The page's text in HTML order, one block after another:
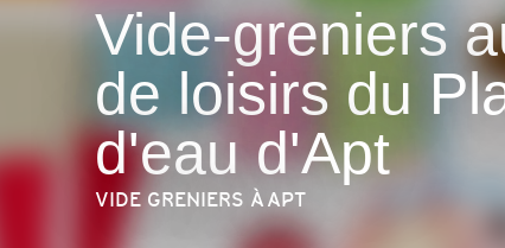
Vide-greniers
de loisirs du
d'eau d'Apt
VIDE GRENIERS À APT